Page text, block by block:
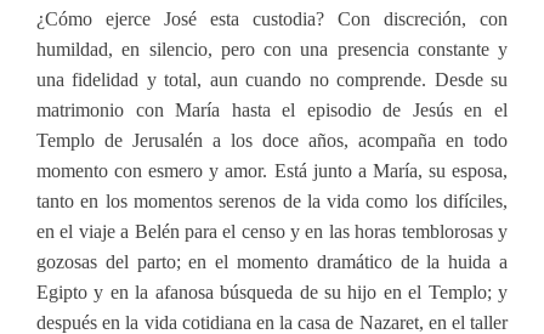
¿Cómo ejerce José esta custodia? Con discreción, con
humildad, en silencio, pero con una presencia constante y
una fidelidad y total, aun cuando no comprende. Desde su
matrimonio con María hasta el episodio de Jesús en el
Templo de Jerusalén a los doce años, acompaña en todo
momento con esmero y amor. Está junto a María, su esposa,
tanto en los momentos serenos de la vida como los difíciles,
en el viaje a Belén para el censo y en las horas temblorosas y
gozosas del parto; en el momento dramático de la huida a
Egipto y en la afanosa búsqueda de su hijo en el Templo; y
después en la vida cotidiana en la casa de Nazaret, en el taller